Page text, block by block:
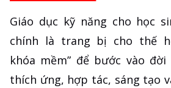
Giáo dục kỹ năng cho học
chính là trang bị cho thế
khóa mềm” để bước vào
thích ứng, hợp tác, sáng tạo